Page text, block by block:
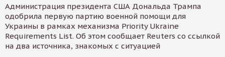
Администрация президента США Дональда Трампа
одобрила первую партию военной помощи для
Украины в рамках механизма Priority Ukraine
Requirements List. Об этом сообщает Reuters со ссылкой
на два источника, знакомых с ситуацией